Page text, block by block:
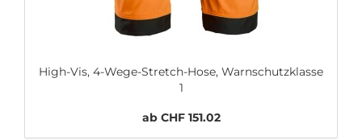
High-Vis, 4-Wege-Stretch-Hose, Warnschutzklasse
1
ab CHF 151.02